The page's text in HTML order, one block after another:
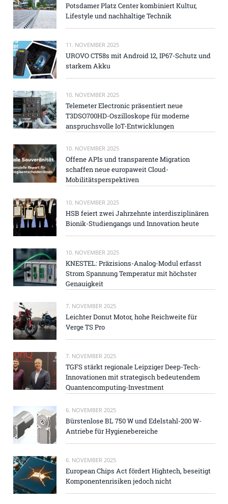
Potsdamer Platz Center kombiniert Kultur,
Lifestyle und nachhaltige Technik
11. NOVEMBER 2025
UROVO CT58s mit Android 12, IP67-Schutz und
starkem Akku
10. NOVEMBER 2025
Telemeter Electronic präsentiert neue
T3DSO700HD-Oszilloskope für moderne
anspruchsvolle IoT-Entwicklungen
10. NOVEMBER 2025
Offene APIs und transparente Migration
schaffen neue europaweit Cloud-
Mobilitätsperspektiven
10. NOVEMBER 2025
HSB feiert zwei Jahrzehnte interdisziplinären
Bionik-Studiengangs und Innovation heute
10. NOVEMBER 2025
KNESTEL: Präzisions-Analog-Modul erfasst
Strom Spannung Temperatur mit höchster
Genauigkeit
7. NOVEMBER 2025
Leichter Donut Motor, hohe Reichweite für
Verge TS Pro
7. NOVEMBER 2025
TGFS stärkt regionale Leipziger Deep-Tech-
Innovationen mit strategisch bedeutendem
Quantencomputing-Investment
6. NOVEMBER 2025
Bürstenlose BL 750 W und Edelstahl-200 W-
Antriebe für Hygienebereiche
6. NOVEMBER 2025
European Chips Act fördert Hightech, beseitigt
Komponentenrisiken jedoch nicht